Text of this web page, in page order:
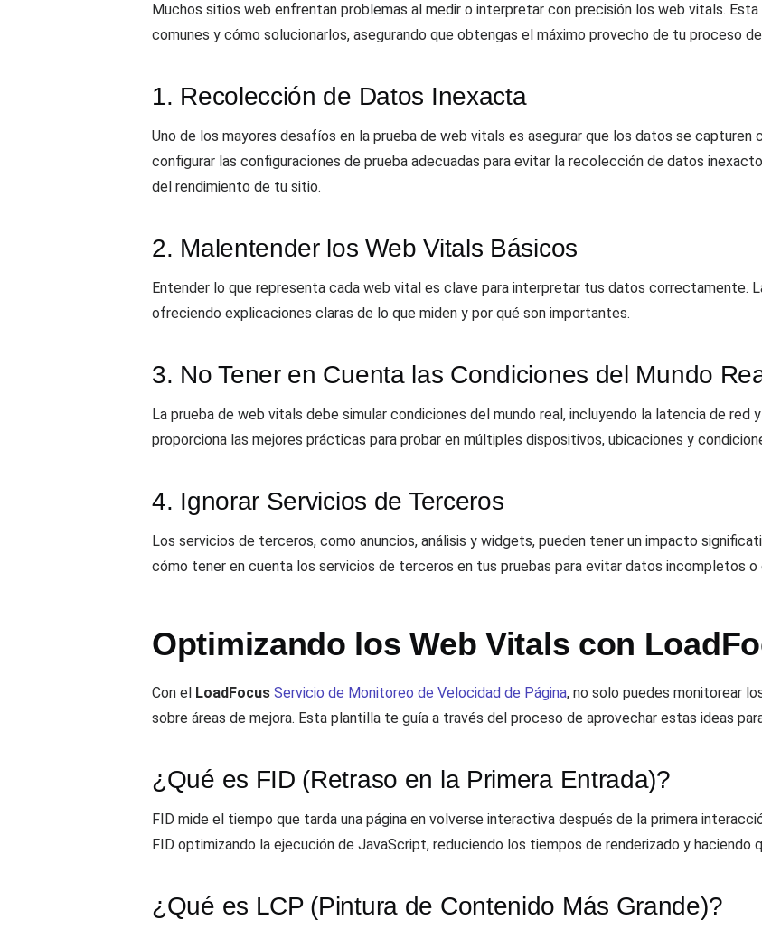
Muchos sitios web enfrentan problemas al medir o interpretar con precisión los web vitals.
comunes y cómo solucionarlos, asegurando que obtengas el máximo provecho de tu proceso
1. Recolección de Datos Inexacta
Uno de los mayores desafíos en la prueba de web vitals es asegurar que los datos se capturen
configurar las configuraciones de prueba adecuadas para evitar la recolección de datos
del rendimiento de tu sitio.
2. Malentender los Web Vitals Básicos
Entender lo que representa cada web vital es clave para interpretar tus datos correctamente.
ofreciendo explicaciones claras de lo que miden y por qué son importantes.
3. No Tener en Cuenta las Condiciones del Mundo
La prueba de web vitals debe simular condiciones del mundo real, incluyendo la latencia de red
proporciona las mejores prácticas para probar en múltiples dispositivos, ubicaciones y
4. Ignorar Servicios de Terceros
Los servicios de terceros, como anuncios, análisis y widgets, pueden tener un impacto
cómo tener en cuenta los servicios de terceros en tus pruebas para evitar datos incompletos o
Optimizando los Web Vitals con
Con el LoadFocus Servicio de Monitoreo de Velocidad de Página, no solo puedes monitorear
sobre áreas de mejora. Esta plantilla te guía a través del proceso de aprovechar estas ideas
¿Qué es FID (Retraso en la Primera Entrada)?
FID mide el tiempo que tarda una página en volverse interactiva después de la primera
FID optimizando la ejecución de JavaScript, reduciendo los tiempos de renderizado y haciendo
¿Qué es LCP (Pintura de Contenido Más Grande)?